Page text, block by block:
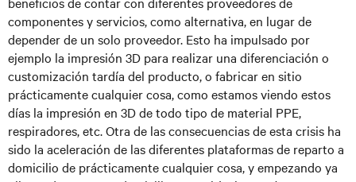
componentes y servicios, como alternativa, en lugar de
depender de un solo proveedor. Esto ha impulsado por
ejemplo la impresión 3D para realizar una diferenciación o
customización tardía del producto, o fabricar en sitio
prácticamente cualquier cosa, como estamos viendo estos
días la impresión en 3D de todo tipo de material PPE,
respiradores, etc. Otra de las consecuencias de esta crisis ha
sido la aceleración de las diferentes plataformas de reparto a
domicilio de prácticamente cualquier cosa, y empezando ya